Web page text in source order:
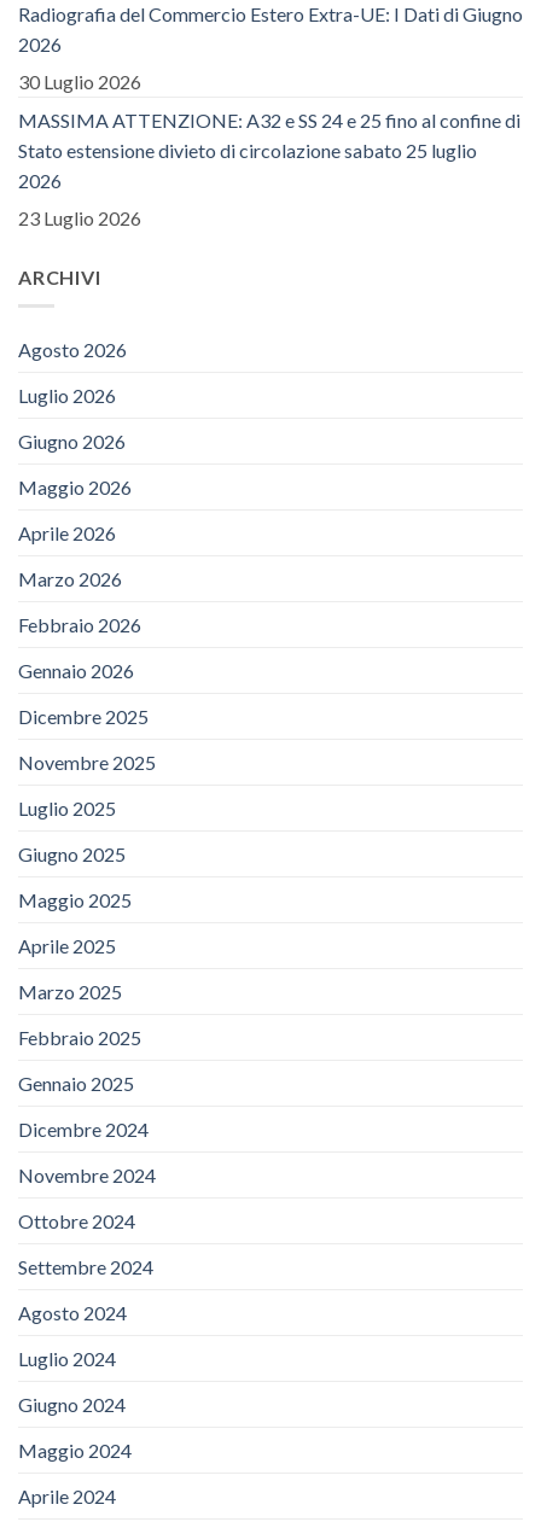
Radiografia del Commercio Estero Extra-UE: I Dati di Giugno
2026
30 Luglio 2026
MASSIMA ATTENZIONE: A32 e SS 24 e 25 fino al confine di
Stato estensione divieto di circolazione sabato 25 luglio
2026
23 Luglio 2026
ARCHIVI
Agosto 2026
Luglio 2026
Giugno 2026
Maggio 2026
Aprile 2026
Marzo 2026
Febbraio 2026
Gennaio 2026
Dicembre 2025
Novembre 2025
Luglio 2025
Giugno 2025
Maggio 2025
Aprile 2025
Marzo 2025
Febbraio 2025
Gennaio 2025
Dicembre 2024
Novembre 2024
Ottobre 2024
Settembre 2024
Agosto 2024
Luglio 2024
Giugno 2024
Maggio 2024
Aprile 2024